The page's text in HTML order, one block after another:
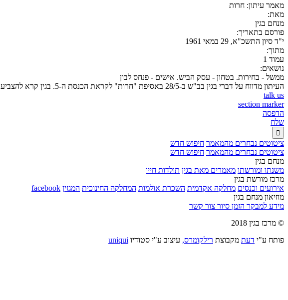
מאמר עיתון: חרות
מאת:
מנחם בגין
פורסם בתאריך:
י"ד סיון התשכ"א, 29 במאי 1961
מתוך:
עמוד 1
נושאים:
ממשל - בחירות. בטחון - עסק הביש. אישים - פנחס לבון
העיתון מדווח על דברי בגין בב"ש ב-28/5 באסיפת "חרות" לקראת הכנסת ה-5. בגין קרא להצביע עבור "חרות" וטען כי כל אזרח חייב לדון בפרשת בר על משמעותה המוסרית ובטחונית.
talk us
section marker
הדפסה
שלח

ציטוטים נבחרים מהמאמר חיפוש חדש
ציטוטים נבחרים מהמאמר חיפוש חדש
מנחם בגין
משנתו ומורשתו מאמרים מאת בגין תולדות חייו
מרכז מורשת בגין
אירועים וכנסים מחלקה אקדמית השכרת אולמות המחלקה החינוכית המגזין facebook
מוזיאון מנחם בגין
מידע למבקר הזמן סיור צור קשר
© מרכז בגין 2018
פותח ע"י דעת מקבוצת רילקומרס, עיצוב ע"י סטודיו uniqui